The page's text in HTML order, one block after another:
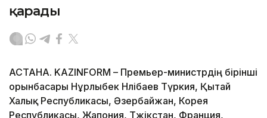
қарады
АСТАНА. KAZINFORM – Премьер-министрдің бірінші
орынбасары Нұрлыбек Нәлібаев Түркия, Қытай
Халық Республикасы, Әзербайжан, Корея
Республикасы, Жапония, Тәжікстан, Франция,